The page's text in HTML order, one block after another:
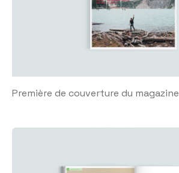
Première de couverture du magazine